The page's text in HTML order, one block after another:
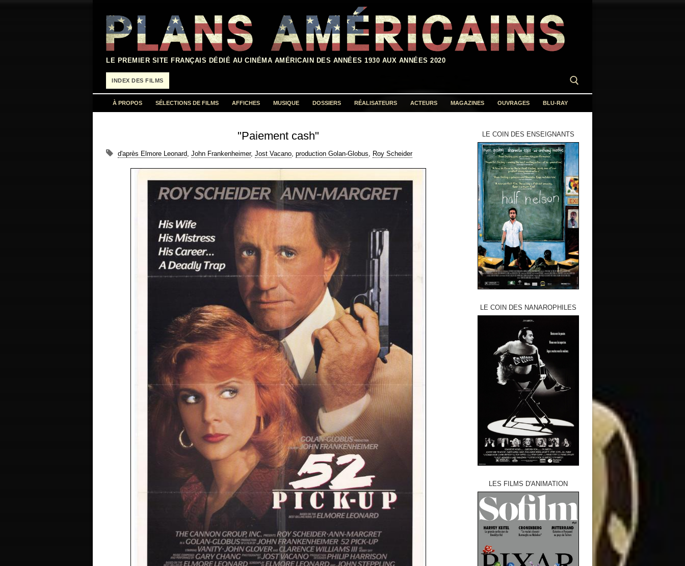
contenu
LE PREMIER SITE FRANÇAIS DÉDIÉ AU CINÉMA AMÉRICAIN DES ANNÉES 1930 AUX ANNÉES 2020
INDEX DES FILMS
À PROPOS SÉLECTIONS DE FILMS AFFICHES MUSIQUE DOSSIERS RÉALISATEURS ACTEURS MAGAZINES OUVRAGES BLU-RAY
"Paiement cash"
d'après Elmore Leonard, John Frankenheimer, Jost Vacano, production Golan-Globus, Roy Scheider
LE COIN DES ENSEIGNANTS
LE COIN DES NANAROPHILES
LES FILMS D'ANIMATION